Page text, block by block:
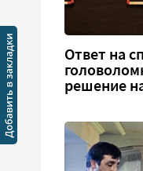
Ответ на
решение